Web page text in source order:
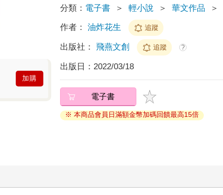
加購
分類： 電子書 ＞ 輕小說 ＞ 華文作品 ＞
作者： 油炸花生 追蹤
出版社： 飛燕文創 追蹤 ?
出版日： 2022/03/18
電子書
※ 本商品會員日滿額金幣加碼回饋最高15倍